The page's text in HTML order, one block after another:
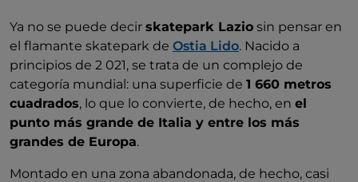
Ya no se puede decir skatepark Lazio sin pensar en
el flamante skatepark de Ostia Lido. Nacido a
principios de 2 021, se trata de un complejo de
categoría mundial: una superficie de 1 660 metros
cuadrados, lo que lo convierte, de hecho, en el
punto más grande de Italia y entre los más
grandes de Europa.
Montado en una zona abandonada, de hecho, casi